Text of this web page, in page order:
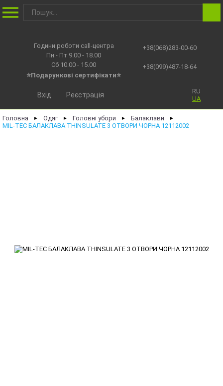
Години роботи call-центра
Пн - Пт 9.00 - 18.00
Сб 10.00 - 15.00
⭐Подарункові сертифікати⭐
+38(068)283-00-60
+38(099)487-18-64
RU
UA
Вхід Реєстрація
Головна ► Одяг ► Головні убори ► Балаклави ►
MIL-TEC БАЛАКЛАВА THINSULATE 3 ОТВОРИ ЧОРНА 12112002